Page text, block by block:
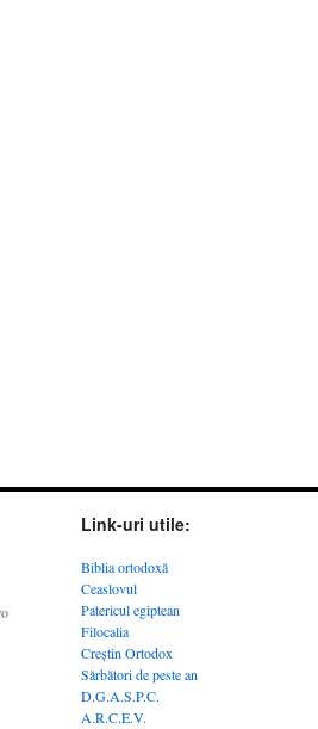
Link-uri utile:
Biblia ortodoxă
Ceaslovul
Patericul egiptean
Filocalia
Creștin Ortodox
Sărbători de peste an
D.G.A.S.P.C.
A.R.C.E.V.